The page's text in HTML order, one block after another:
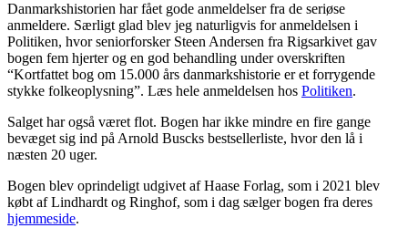
Danmarkshistorien har fået gode anmeldelser fra de seriøse
anmeldere. Særligt glad blev jeg naturligvis for anmeldelsen i
Politiken, hvor seniorforsker Steen Andersen fra Rigsarkivet gav
bogen fem hjerter og en god behandling under overskriften
“Kortfattet bog om 15.000 års danmarkshistorie er et forrygende
stykke folkeoplysning”. Læs hele anmeldelsen hos Politiken.
Salget har også været flot. Bogen har ikke mindre en fire gange
bevæget sig ind på Arnold Buscks bestsellerliste, hvor den lå i
næsten 20 uger.
Bogen blev oprindeligt udgivet af Haase Forlag, som i 2021 blev
købt af Lindhardt og Ringhof, som i dag sælger bogen fra deres
hjemmeside.